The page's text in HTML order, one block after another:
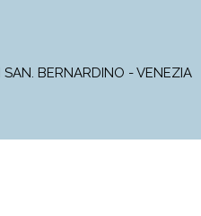
BERNARDINO - VENEZIA